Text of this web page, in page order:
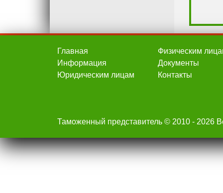
Главная
Информация
Юридическим лицам
Физическим
Документы
Контакты
Таможенный представитель © 2010 - 2026